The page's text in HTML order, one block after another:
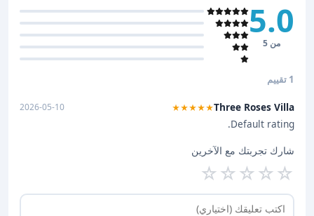
5.0
من 5
1 تقييم
Three Roses Villa
★★★★★
2026-05-10
Default rating.
شارك تجربتك مع الآخرين
☆
☆
☆
☆
☆